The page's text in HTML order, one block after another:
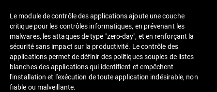
Le module de contrôle des applications ajoute une couche
critique pour les contrôles informatiques, en prévenant les
malwares, les attaques de type "zero-day", et en renforçant la
sécurité sans impact sur la productivité. Le contrôle des
applications permet de définir des politiques souples de listes
blanches des applications qui identifient et empêchent
l'installation et l'exécution de toute application indésirable, non
fiable ou malveillante.